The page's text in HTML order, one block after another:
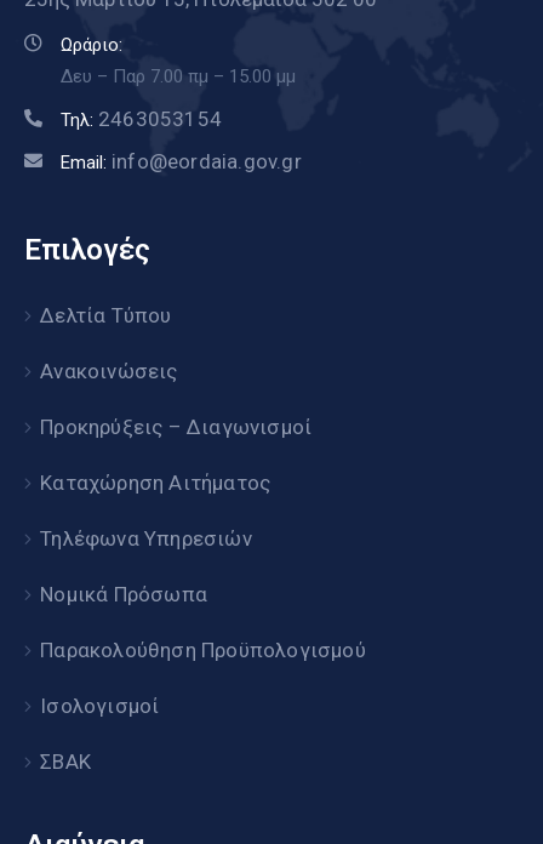
Ωράριο:
Δευ – Παρ 7.00 πμ – 15.00 μμ
Τηλ: 2463053154
Email: info@eordaia.gov.gr
Επιλογές
Δελτία Τύπου
Ανακοινώσεις
Προκηρύξεις – Διαγωνισμοί
Καταχώρηση Αιτήματος
Τηλέφωνα Υπηρεσιών
Νομικά Πρόσωπα
Παρακολούθηση Προϋπολογισμού
Ισολογισμοί
ΣΒΑΚ